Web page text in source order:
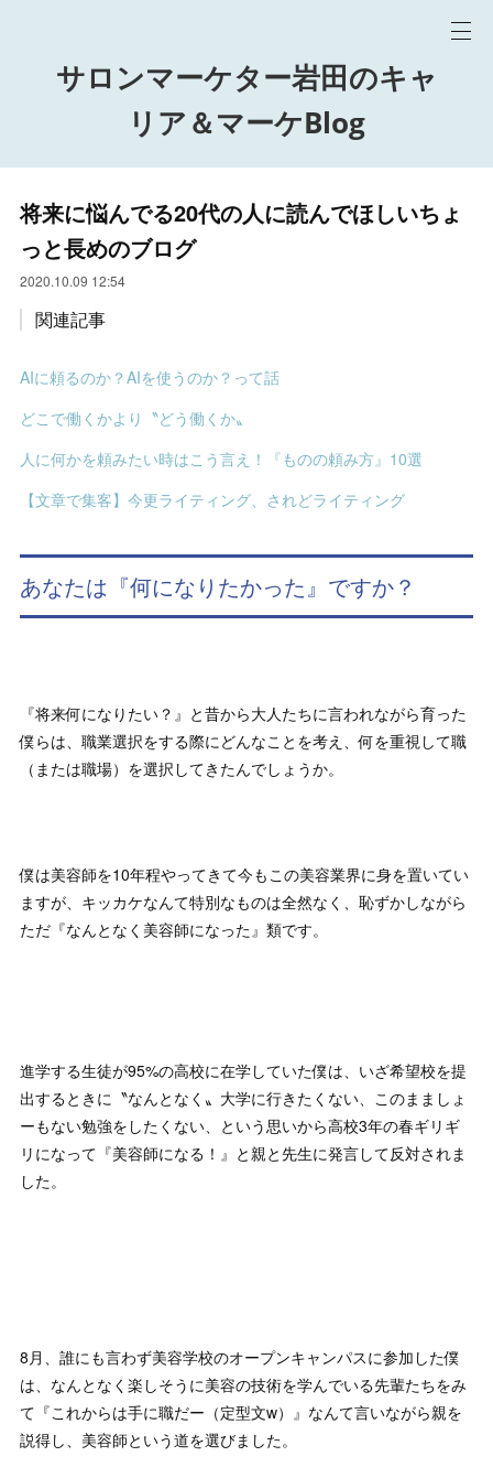
サロンマーケター岩田のキャ
リア＆マーケBlog
将来に悩んでる20代の人に読んでほしいちょ
っと長めのブログ
2020.10.09 12:54
関連記事
AIに頼るのか？AIを使うのか？って話
どこで働くかより〝どう働くか〟
人に何かを頼みたい時はこう言え！『ものの頼み方』10選
【文章で集客】今更ライティング、されどライティング
あなたは『何になりたかった』ですか？
『将来何になりたい？』と昔から大人たちに言われながら育った
僕らは、職業選択をする際にどんなことを考え、何を重視して職
（または職場）を選択してきたんでしょうか。
僕は美容師を10年程やってきて今もこの美容業界に身を置いてい
ますが、キッカケなんて特別なものは全然なく、恥ずかしながら
ただ『なんとなく美容師になった』類です。
進学する生徒が95%の高校に在学していた僕は、いざ希望校を提
出するときに〝なんとなく〟大学に行きたくない、このまましょ
ーもない勉強をしたくない、という思いから高校3年の春ギリギ
リになって『美容師になる！』と親と先生に発言して反対されま
した。
8月、誰にも言わず美容学校のオープンキャンパスに参加した僕
は、なんとなく楽しそうに美容の技術を学んでいる先輩たちをみ
て『これからは手に職だー（定型文w）』なんて言いながら親を
説得し、美容師という道を選びました。